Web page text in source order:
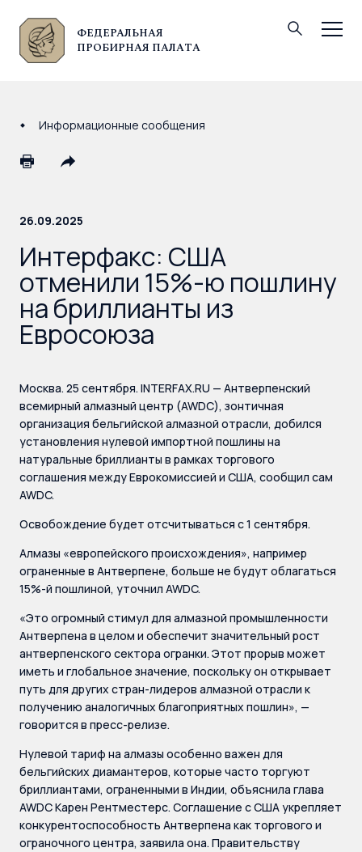
ФЕДЕРАЛЬНАЯ
ПРОБИРНАЯ ПАЛАТА
© Федеральная пробирная палата, 2026
Информационные сообщения
26.09.2025
Интерфакс: США
отменили 15%-ю пошлину
на бриллианты из
Евросоюза
Москва. 25 сентября. INTERFAX.RU — Антверпенский
всемирный алмазный центр (AWDC), зонтичная
организация бельгийской алмазной отрасли, добился
установления нулевой импортной пошлины на
натуральные бриллианты в рамках торгового
соглашения между Еврокомиссией и США, сообщил сам
AWDC.
Освобождение будет отсчитываться с 1 сентября.
Алмазы «европейского происхождения», например
ограненные в Антверпене, больше не будут облагаться
15%-й пошлиной, уточнил AWDC.
«Это огромный стимул для алмазной промышленности
Антверпена в целом и обеспечит значительный рост
антверпенского сектора огранки. Этот прорыв может
иметь и глобальное значение, поскольку он открывает
путь для других стран-лидеров алмазной отрасли к
получению аналогичных благоприятных пошлин», —
говорится в пресс-релизе.
Нулевой тариф на алмазы особенно важен для
бельгийских диамантеров, которые часто торгуют
бриллиантами, ограненными в Индии, объяснила глава
AWDC Карен Рентместерс. Соглашение с США укрепляет
конкурентоспособность Антверпена как торгового и
ограночного центра, заявила она. Правительству